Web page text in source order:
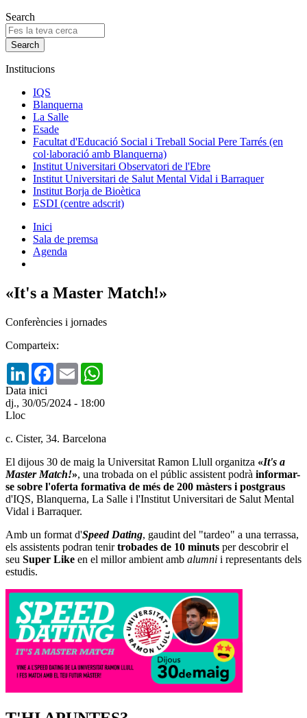
Search
Institucions
IQS
Blanquerna
La Salle
Esade
Facultat d'Educació Social i Treball Social Pere Tarrés (en
col·laboració amb Blanquerna)
Institut Universitari Observatori de l'Ebre
Institut Universitari de Salut Mental Vidal i Barraquer
Institut Borja de Bioètica
ESDI (centre adscrit)
Inici
Sala de premsa
Agenda
«It's a Master Match!»
Conferències i jornades
Comparteix:
LinkedInFacebook
Email
Data inici
dj., 30/05/2024 - 18:00
Lloc
c. Cister, 34. Barcelona
El dijous 30 de maig la Universitat Ramon Llull organitza «It's a
Master Match!», una trobada on el públic assistent podrà informar-
se sobre l'oferta formativa de més de 200 màsters i postgraus
d'IQS, Blanquerna, La Salle i l'Institut Universitari de Salut Mental
Vidal i Barraquer.
Amb un format d'Speed Dating, gaudint del "tardeo" a una terrassa,
els assistents podran tenirtrobades de 10 minuts per descobrir el
seu Super Like en el millor ambient amb alumni i representants dels
estudis.